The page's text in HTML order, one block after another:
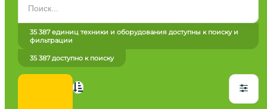
Марка
Все марки
35 387 единиц техники и оборудования доступны к поиску и
фильтрации
35 387 доступно к поиску